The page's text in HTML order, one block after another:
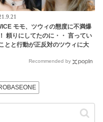
モモ、ツウィの態度に不満爆
頼りにしてたのに・・ 言ってい
とと行動が正反対のツウィに大
Recommended by